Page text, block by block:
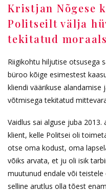
Kristjan Nõgese
Politseilt välja
tekitatud
Riigikohtu hiljutise otsusega
büroo kõige esimestest
kliendi väärikuse alandamise
võtmisega tekitatud
Vaidlus sai alguse juba
klient, kelle Politsei oli
otse oma kodust, oma
võiks arvata, et ju oli isik
muutunud endale või teistele
selline arutlus olla tõest